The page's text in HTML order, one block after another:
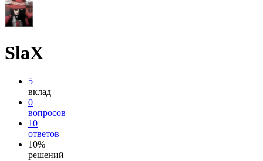
SlaX
5
вклад
0
вопросов
10
ответов
10%
решений